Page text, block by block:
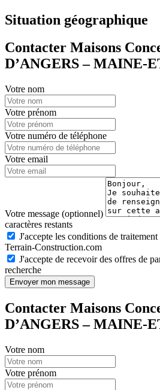
Situation géographique
Contacter Maisons
D’ANGERS – MAINE-
Votre nom
Votre prénom
Votre numéro de téléphone
Votre email
Votre message (optionnel)
caractères restants
J'accepte les conditions de
Terrain-Construction.com
J'accepte de recevoir des offres de
recherche
Envoyer mon message
Contacter Maisons
D’ANGERS – MAINE-
Votre nom
Votre prénom